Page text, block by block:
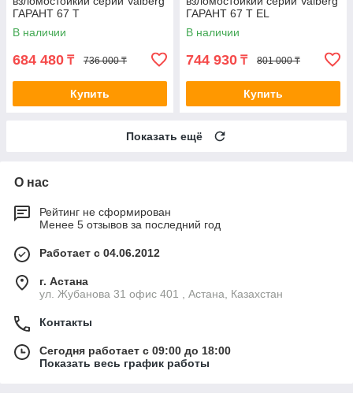
ГАРАНТ 67 T
В наличии
684 480 ₸ 736 000 ₸
Купить
ГАРАНТ 67 T EL
В наличии
744 930 ₸ 801 000 ₸
Купить
Показать ещё
О нас
Рейтинг не сформирован
Менее 5 отзывов за последний год
Работает с 04.06.2012
г. Астана
ул. Жубанова 31 офис 401 , Астана, Казахстан
Контакты
Сегодня работает с 09:00 до 18:00
Показать весь график работы